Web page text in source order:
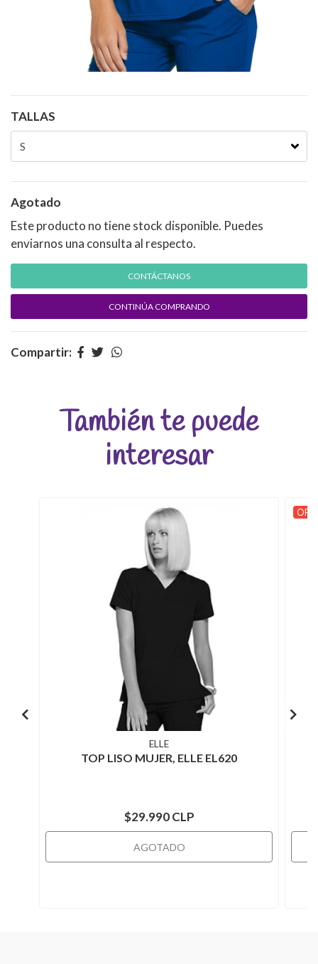
TALLAS
Agotado
Este producto no tiene stock disponible. Puedes
enviarnos una consulta al respecto.
CONTÁCTANOS
CONTINÚA COMPRANDO
Compartir:
También te puede
interesar
ELLE
TOP LISO MUJER, ELLE EL620
$29.990 CLP
AGOTADO